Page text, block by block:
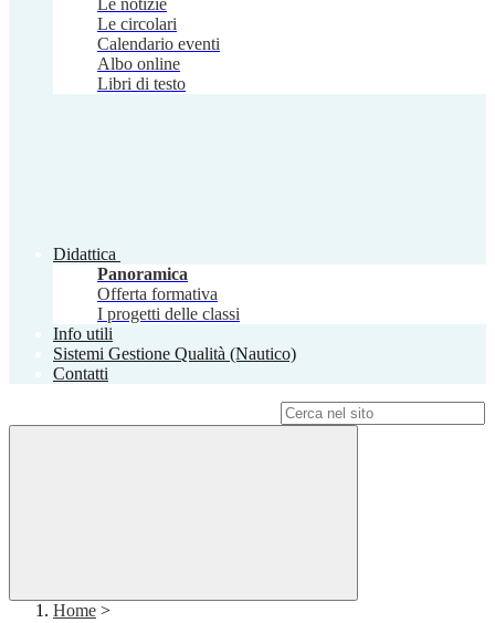
Le notizie
Le circolari
Calendario eventi
Albo online
Libri di testo
Didattica
Panoramica
Offerta formativa
I progetti delle classi
Info utili
Sistemi Gestione Qualità (Nautico)
Contatti
Home >